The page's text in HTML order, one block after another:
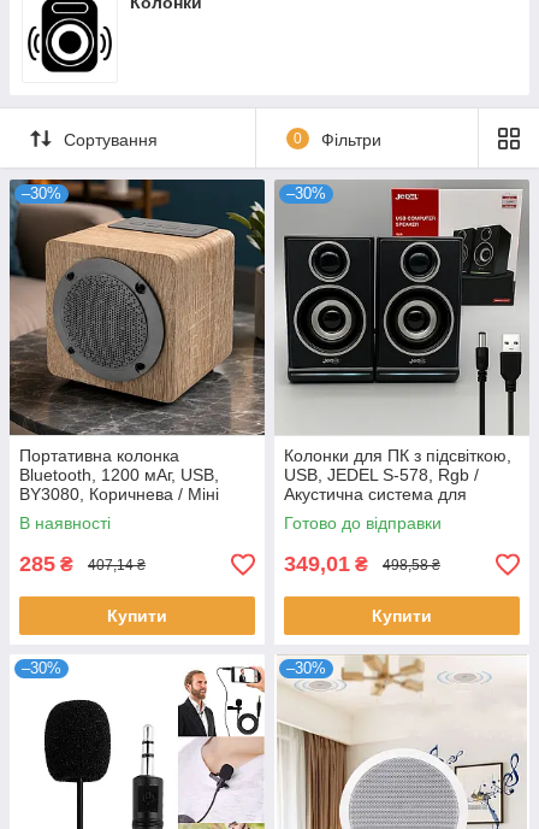
Сортування 0 Фільтри
–30%
Портативна колонка
Bluetooth, 1200 мАг, USB,
BY3080, Коричнева / Міні
колонка / Бездротова колонка
/ Блютуз колонка
В наявності
285 ₴ 407,14 ₴
Купити
–30%
Колонки для ПК з підсвіткою,
USB, JEDEL S-578, Rgb /
Акустична система для
комп'ютера / Колонки для
ноутбука
Готово до відправки
349,01 ₴ 498,58 ₴
Купити
–30% –30%